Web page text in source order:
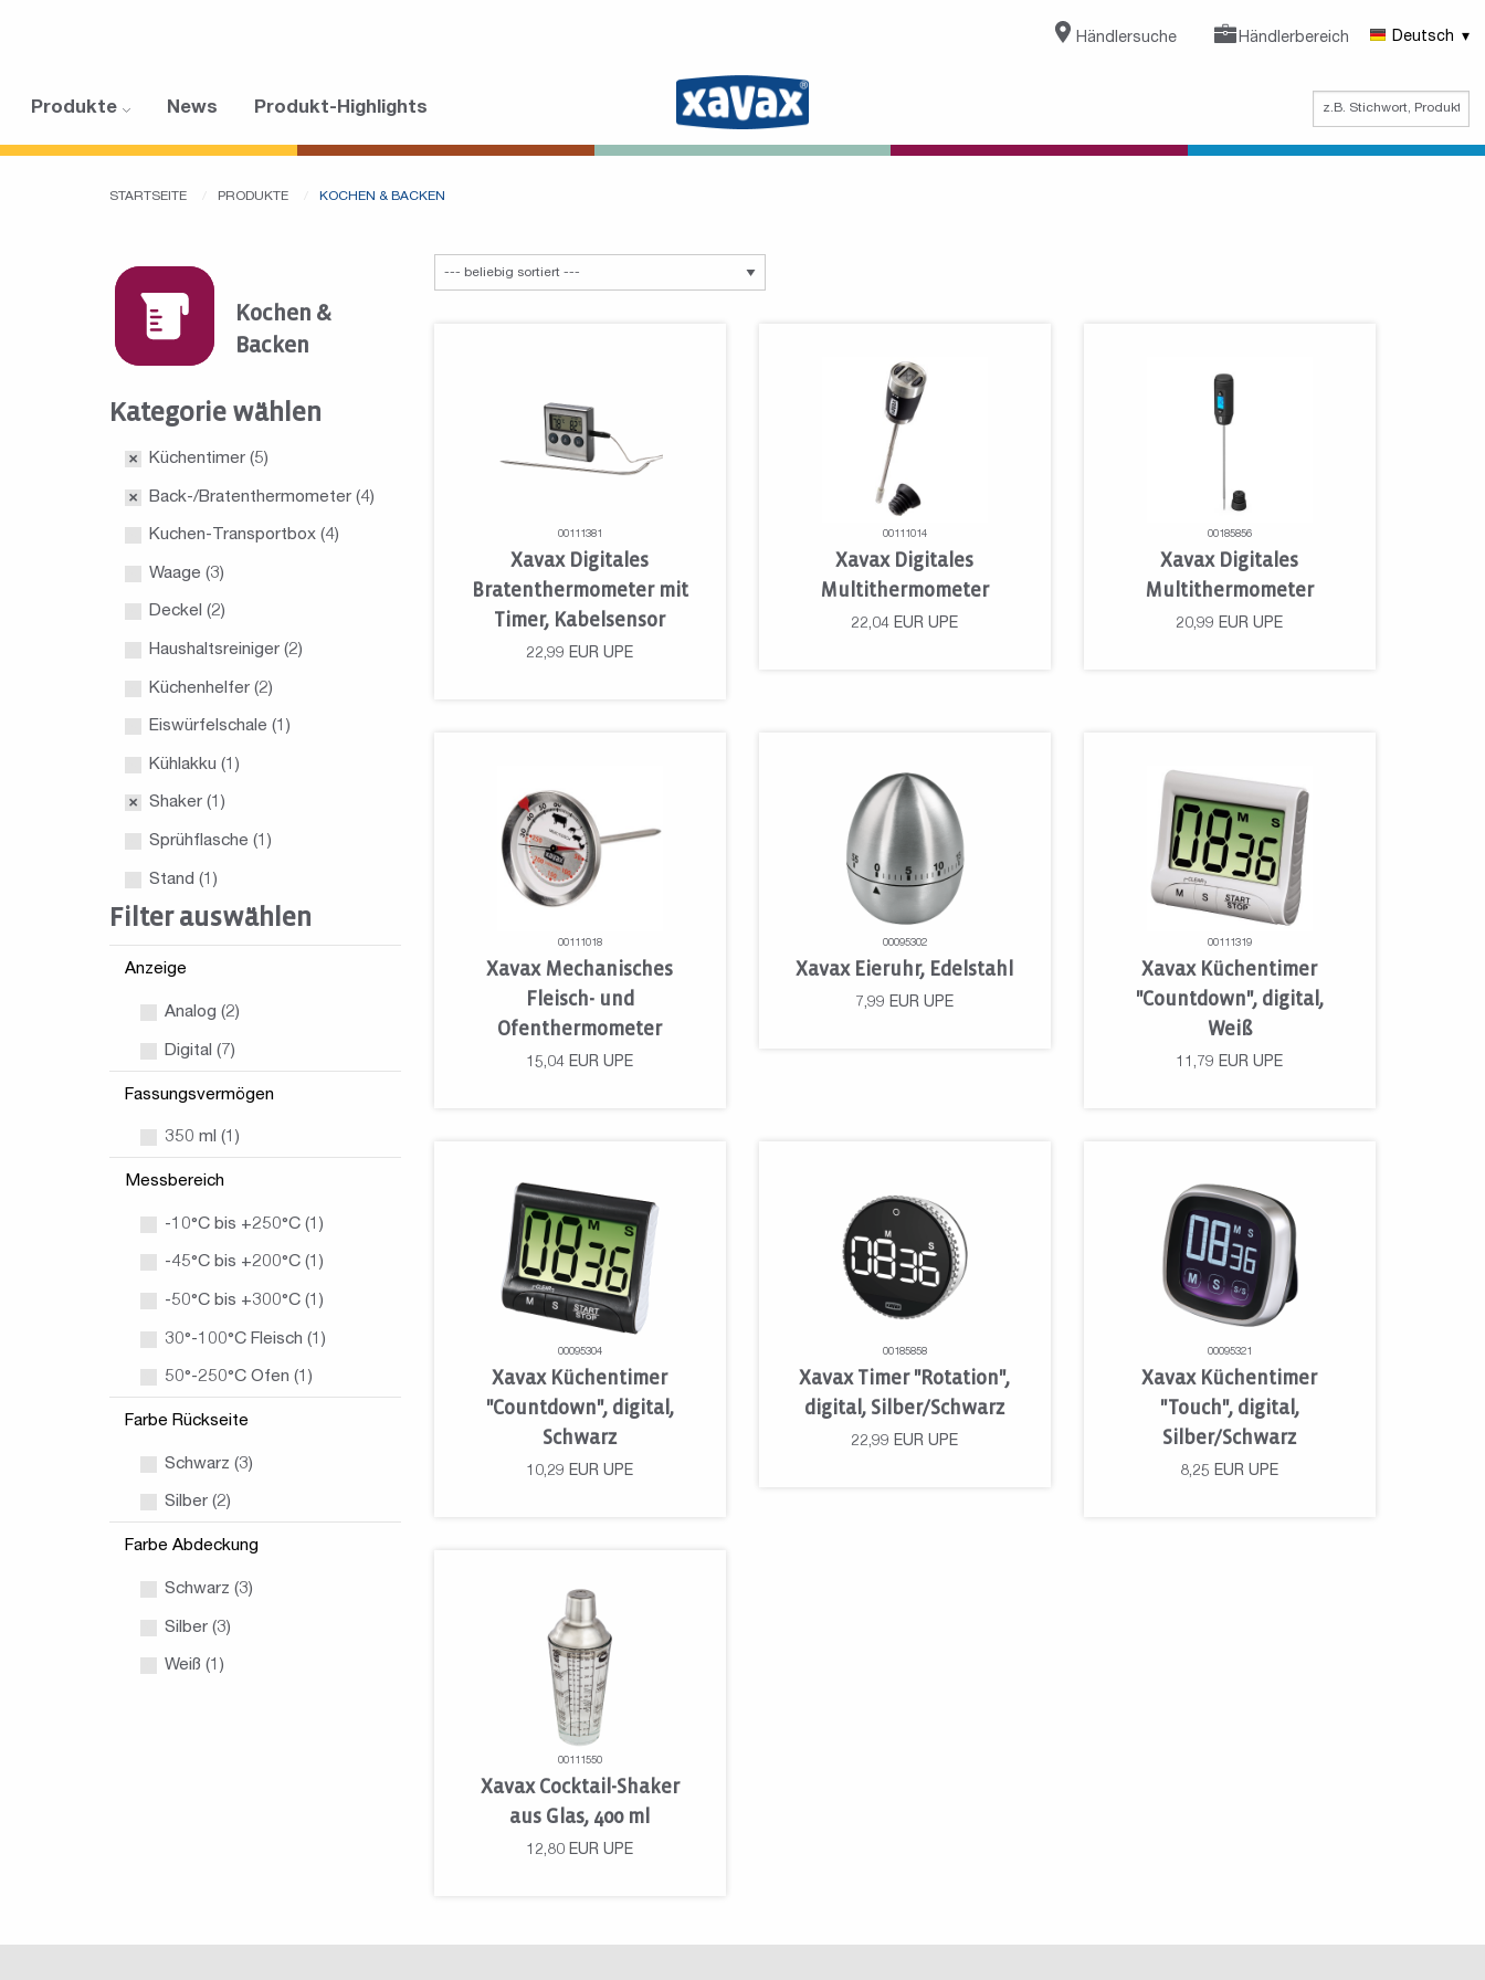
Händlersuche Händlerbereich Deutsch
Produkte News Produkt-Highlights
STARTSEITE PRODUKTE KOCHEN & BACKEN
Kochen &
Backen
Kategorie wählen
Küchentimer (5)
Back-/Bratenthermometer (4)
Kuchen-Transportbox (4)
Waage (3)
Deckel (2)
Haushaltsreiniger (2)
Küchenhelfer (2)
Eiswürfelschale (1)
Kühlakku (1)
Shaker (1)
Sprühflasche (1)
Stand (1)
Filter auswählen
Anzeige
Analog (2)
Digital (7)
Fassungsvermögen
350 ml (1)
Messbereich
-10°C bis +250°C (1)
-45°C bis +200°C (1)
-50°C bis +300°C (1)
30°-100°C Fleisch (1)
50°-250°C Ofen (1)
Farbe Rückseite
Schwarz (3)
Silber (2)
Farbe Abdeckung
Schwarz (3)
Silber (3)
Weiß (1)
00111381
Xavax Digitales
Bratenthermometer mit
Timer, Kabelsensor
22,99 EUR UPE
00111014
Xavax Digitales
Multithermometer
22,04 EUR UPE
00185856
Xavax Digitales
Multithermometer
20,99 EUR UPE
00111018
Xavax Mechanisches
Fleisch- und
Ofenthermometer
15,04 EUR UPE
00095302
Xavax Eieruhr, Edelstahl
7,99 EUR UPE
00111319
Xavax Küchentimer
"Countdown", digital,
Weiß
11,79 EUR UPE
00095304
Xavax Küchentimer
"Countdown", digital,
Schwarz
10,29 EUR UPE
00185858
Xavax Timer "Rotation",
digital, Silber/Schwarz
22,99 EUR UPE
00095321
Xavax Küchentimer
"Touch", digital,
Silber/Schwarz
8,25 EUR UPE
00111550
Xavax Cocktail-Shaker
aus Glas, 400 ml
12,80 EUR UPE